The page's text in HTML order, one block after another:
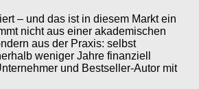
– und das ist in diesem Markt ein
nicht aus einer akademischen
aus der Praxis: selbst
weniger Jahre finanziell
und Bestseller-Autor mit